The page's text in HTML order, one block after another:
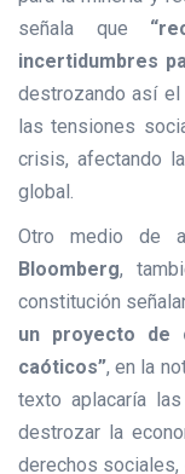
señala que
incertidumbres
destrozando así el
las tensiones
crisis, afectando
global.
Otro medio de
Bloomberg,
constitución
un proyecto de
caóticos”, en la
texto aplacaría
destrozar la
derechos sociales,